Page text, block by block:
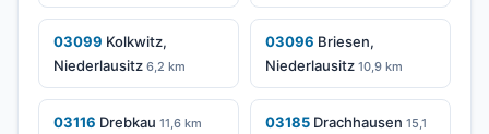
03099 Kolkwitz,
Niederlausitz 6,2 km
03096 Briesen,
Niederlausitz 10,9 km
03116 Drebkau 11,6 km 03185 Drachhausen 15,1